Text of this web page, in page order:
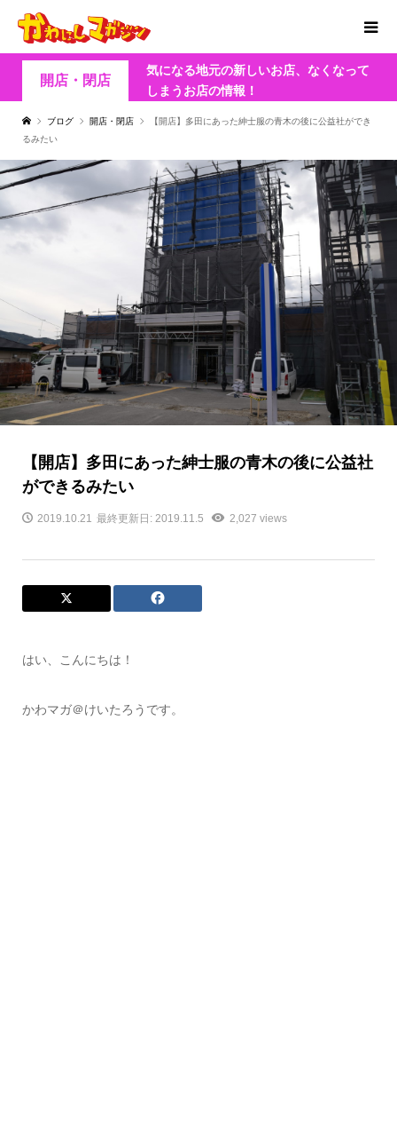
開店・閉店
気になる地元の新しいお店、なくなって
しまうお店の情報！
ブログ 開店・閉店
【開店】多田にあった紳士服の青木の後に公益社ができ
るみたい
【開店】多田にあった紳士服の青木の後に公益社
ができるみたい
2019.10.21 最終更新日: 2019.11.5 2,027 views
はい、こんにちは！
かわマガ＠けいたろうです。